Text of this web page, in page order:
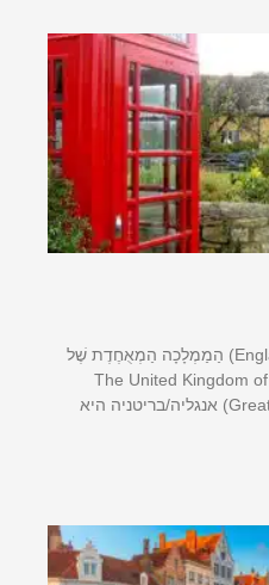
אנגליה/בריטניה (England ; Britain) הַמַמְלָכָה הַמְאֻחֶדֶת שֶׁל
בְּרִיטַנְיָה הַגְּדוֹלָה וּצְפוֹן אִירְלַנְד ( The United Kingdom of
Great Britain and Northern Ireland) אנגליה/בריטניה היא